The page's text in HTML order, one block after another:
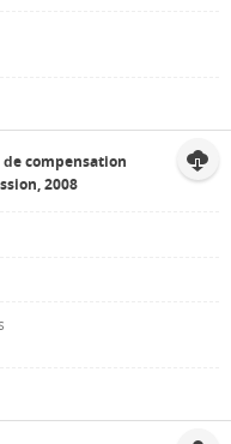
de compensation
2008